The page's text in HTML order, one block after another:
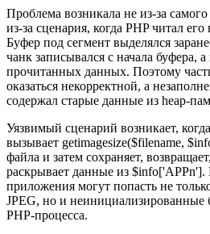
Проблема возникала не из-за
из-за сценария, когда PHP читал
Буфер под сегмент выделялся
чанк записывался с начала буфера,
прочитанных данных. Поэтому часть
оказаться некорректной, а
содержал старые данные из heap-
Уязвимый сценарий возникает,
вызывает getimagesize($filename,
файла и затем сохраняет,
раскрывает данные из $info['APPn'].
приложения могут попасть не
JPEG, но и неинициализированные
PHP-процесса.